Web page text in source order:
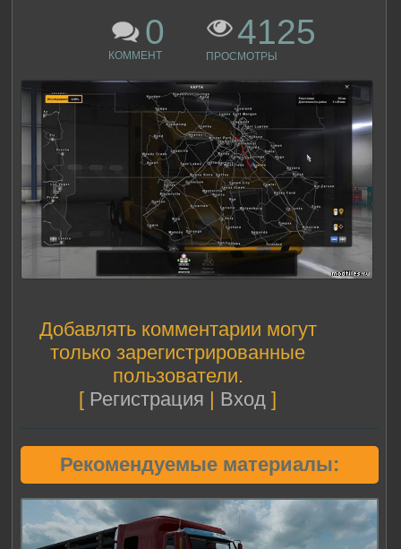
0
КОММЕНТ
4125
ПРОСМОТРЫ
Добавлять комментарии могут
только зарегистрированные
пользователи.
[ Регистрация | Вход ]
Рекомендуемые материалы: